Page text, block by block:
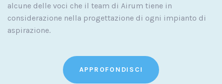
alcune delle voci che il team di Airum tiene in
considerazione nella progettazione di ogni impianto di
aspirazione.
APPROFONDISCI